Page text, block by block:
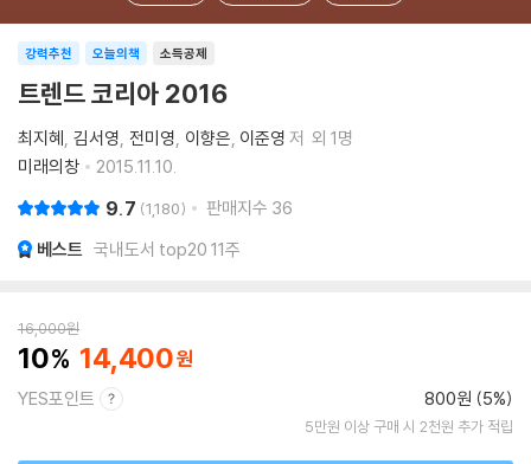
소득공제
강력추천 오늘의책
트렌드 코리아 2016
최지혜 김서영 전미영 이향은 이준영 저 외 1명
미래의창
2015.11.10.
9.7 1,180 판매지수 36
베스트 국내도서 top20 11주
16,000원
10 14,400
YES포인트 800원 (5%)
5만원 이상 구매 시 2천원 추가 적립